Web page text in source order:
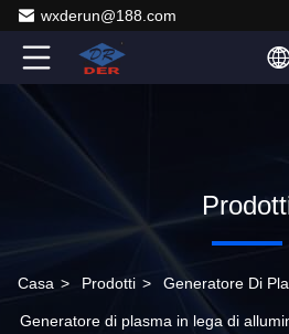
wxderun@188.com
Casa > Prodotti > Generatore Di
Generatore di plasma in lega di